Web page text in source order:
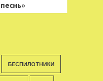
БЕСПИЛОТНИКИ